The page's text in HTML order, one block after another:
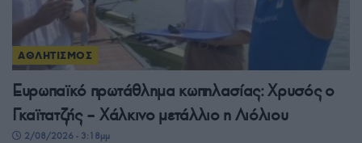
ΑΘΛΗΤΙΣΜΟΣ
Ευρωπαϊκό πρωτάθλημα κωπηλασίας: Χρυσός ο
Γκαϊτατζής – Χάλκινο μετάλλιο η Λιόλιου
2/08/2026 - 3:18μμ